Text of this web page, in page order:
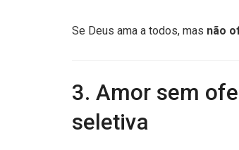
Se Deus ama a todos, mas não
3. Amor sem
seletiva